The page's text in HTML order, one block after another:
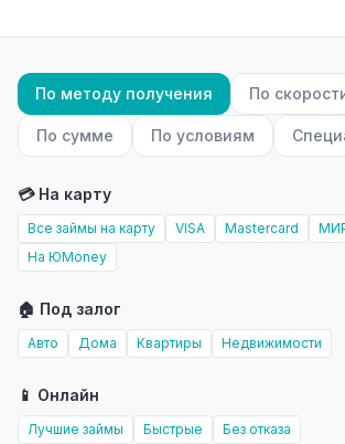
По методу получения По
По сумме По условиям
💳 На карту
Все займы на карту VISA Mastercard
На ЮMoney
🏠 Под залог
Авто Дома Квартиры Недвижимости
📱 Онлайн
Лучшие займы Быстрые Без отказа